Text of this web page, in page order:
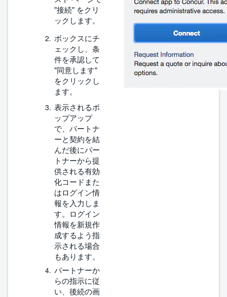
"接続" をクリ
ックします。
ボックスにチ
ェックし、条
件を承認して
"同意します"
をクリックし
ます。
表示されるポ
ップアップ
で、パートナ
ーと契約を結
んだ後にパー
トナーから提
供される有効
化コードまた
はログイン情
報を入力しま
す。ログイン
情報を新規作
成するよう指
示される場合
もあります。
パートナーか
らの指示に従
い、後続の画